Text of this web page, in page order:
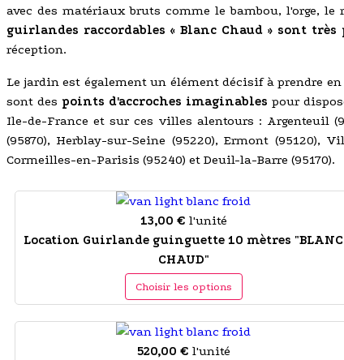
avec des matériaux bruts comme le bambou, l'orge,
guirlandes raccordables « Blanc Chaud » sont très
réception.
Le jardin est également un élément décisif à prendre
sont des points d'accroches imaginables pour
Ile-de-France et sur ces villes alentours : Argenteuil
(95870), Herblay-sur-Seine (95220), Ermont (95120),
Cormeilles-en-Parisis (95240) et Deuil-la-Barre (95170).
13,00 € l'unité
Location Guirlande guinguette 10 mètres "BLANC
CHAUD"
Choisir les options
520,00 € l'unité